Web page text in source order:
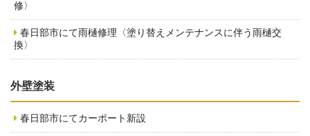
修〉
春日部市にて雨樋修理〈塗り替えメンテナンスに伴う雨樋交
換〉
外壁塗装
春日部市にてカーポート新設